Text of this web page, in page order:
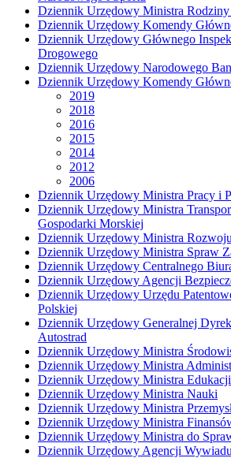
Dziennik Urzędowy Ministra Rodziny
Dziennik Urzędowy Komendy
Dziennik Urzędowy Głównego
Drogowego
Dziennik Urzędowy Narodowego
Dziennik Urzędowy Komendy
2019
2018
2016
2015
2014
2012
2006
Dziennik Urzędowy Ministra Pracy i
Dziennik Urzędowy Ministra
Gospodarki Morskiej
Dziennik Urzędowy Ministra
Dziennik Urzędowy Ministra Spraw
Dziennik Urzędowy Centralnego
Dziennik Urzędowy Agencji
Dziennik Urzędowy Urzędu
Polskiej
Dziennik Urzędowy Generalnej
Autostrad
Dziennik Urzędowy Ministra
Dziennik Urzędowy Ministra
Dziennik Urzędowy Ministra Edukacji
Dziennik Urzędowy Ministra Nauki
Dziennik Urzędowy Ministra
Dziennik Urzędowy Ministra
Dziennik Urzędowy Ministra do
Dziennik Urzędowy Agencji Wywiadu